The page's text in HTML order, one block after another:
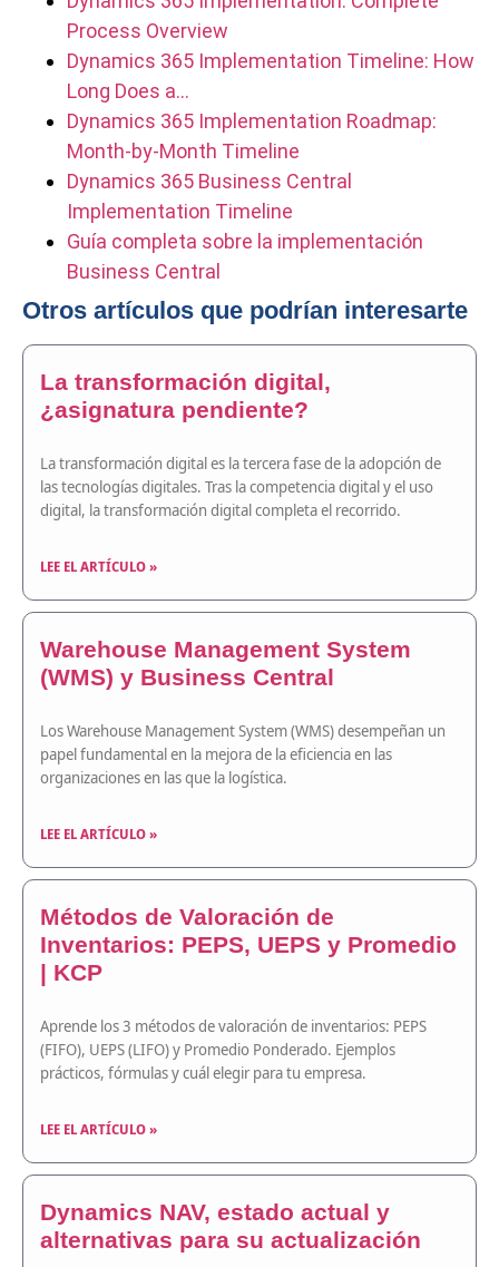
Process Overview
Dynamics 365 Implementation Timeline: How
Long Does a…
Dynamics 365 Implementation Roadmap:
Month-by-Month Timeline
Dynamics 365 Business Central
Implementation Timeline
Guía completa sobre la implementación
Business Central
Otros artículos que podrían interesarte
La transformación digital,
¿asignatura pendiente?
La transformación digital es la tercera fase de la adopción de
las tecnologías digitales. Tras la competencia digital y el uso
digital, la transformación digital completa el recorrido.
LEE EL ARTÍCULO »
Warehouse Management System
(WMS) y Business Central
Los Warehouse Management System (WMS) desempeñan un
papel fundamental en la mejora de la eficiencia en las
organizaciones en las que la logística.
LEE EL ARTÍCULO »
Métodos de Valoración de
Inventarios: PEPS, UEPS y Promedio
| KCP
Aprende los 3 métodos de valoración de inventarios: PEPS
(FIFO), UEPS (LIFO) y Promedio Ponderado. Ejemplos
prácticos, fórmulas y cuál elegir para tu empresa.
LEE EL ARTÍCULO »
Dynamics NAV, estado actual y
alternativas para su actualización